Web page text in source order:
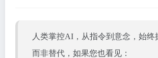
人类掌控AI，从指令到意念，始终
而非替代，如果您也看见：